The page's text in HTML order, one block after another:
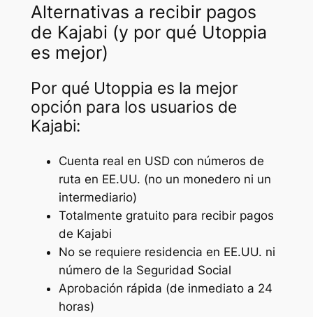
Alternativas a recibir pagos
de Kajabi (y por qué Utoppia
es mejor)
Por qué Utoppia es la mejor
opción para los usuarios de
Kajabi:
Cuenta real en USD con números de
ruta en EE.UU. (no un monedero ni un
intermediario)
Totalmente gratuito para recibir pagos
de Kajabi
No se requiere residencia en EE.UU. ni
número de la Seguridad Social
Aprobación rápida (de inmediato a 24
horas)